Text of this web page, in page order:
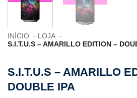
INÍCIO
LOJA
S.I.T.U.S – AMARILLO EDITION –
S.I.T.U.S – AMARILLO
DOUBLE IPA